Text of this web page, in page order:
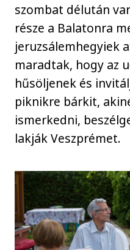
szombat délután
része a Balatonra
jeruzsálemhegyiek
maradtak, hogy az
hűsöljenek és
piknikre bárkit,
ismerkedni,
lakják Veszprémet.